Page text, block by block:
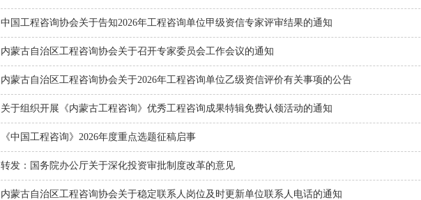
中国工程咨询协会关于告知2026年工程咨询单位甲级资信专家评审结果的通知
内蒙古自治区工程咨询协会关于召开专家委员会工作会议的通知
内蒙古自治区工程咨询协会关于2026年工程咨询单位乙级资信评价有关事项的公告
关于组织开展《内蒙古工程咨询》优秀工程咨询成果特辑免费认领活动的通知
《中国工程咨询》2026年度重点选题征稿启事
转发：国务院办公厅关于深化投资审批制度改革的意见
内蒙古自治区工程咨询协会关于稳定联系人岗位及时更新单位联系人电话的通知